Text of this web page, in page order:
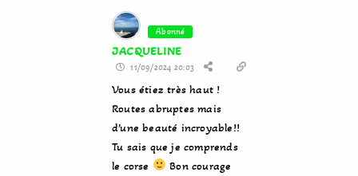
Abonné
JACQUELINE
11/09/2024 20:03
Vous étiez très haut !
Routes abruptes mais
d’une beauté incroyable!!
Tu sais que je comprends
le corse
Bon courage